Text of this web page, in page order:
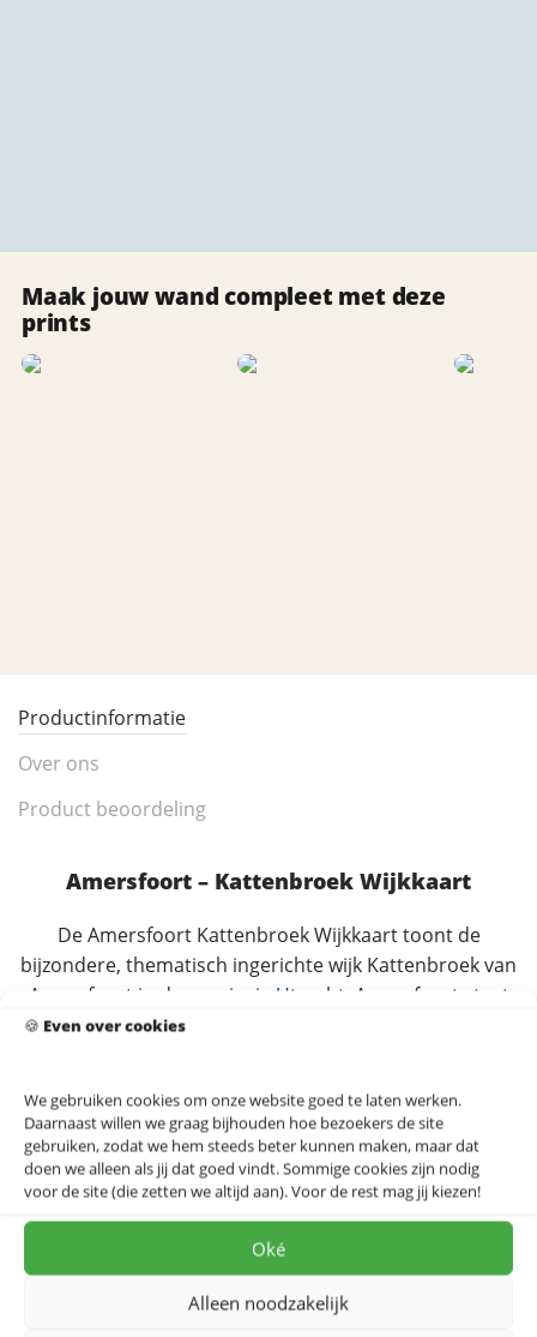
🍪 Even over cookies
We gebruiken cookies om onze website goed te laten werken.
Daarnaast willen we graag bijhouden hoe bezoekers de site
gebruiken, zodat we hem steeds beter kunnen maken, maar dat
doen we alleen als jij dat goed vindt. Sommige cookies zijn nodig
voor de site (die zetten we altijd aan). Voor de rest mag jij kiezen!
Oké
Alleen noodzakelijk
Maak jouw wand compleet met deze
prints
Productinformatie
Over ons
Product beoordeling
Amersfoort – Kattenbroek Wijkkaart
De Amersfoort Kattenbroek Wijkkaart toont de
bijzondere, thematisch ingerichte wijk Kattenbroek van
Amersfoort in de provincie Utrecht
. Amersfoort staat
bekend om landmarks als de
Dit ontwerp is ook verkrijgbaar op andere materialen.
Verbeter de akoestiek in je woning of thuiskantoor met
eenakoestisch doek van Amersfoort, stel de kaart
samen als modulaire IXXI-compositie, of kies voor een
(ingelijste) canvas print. Ook als puzzel te bestellen, een
persoonlijk en origineel cadeau voor iemand met een
band met Amersfoort.